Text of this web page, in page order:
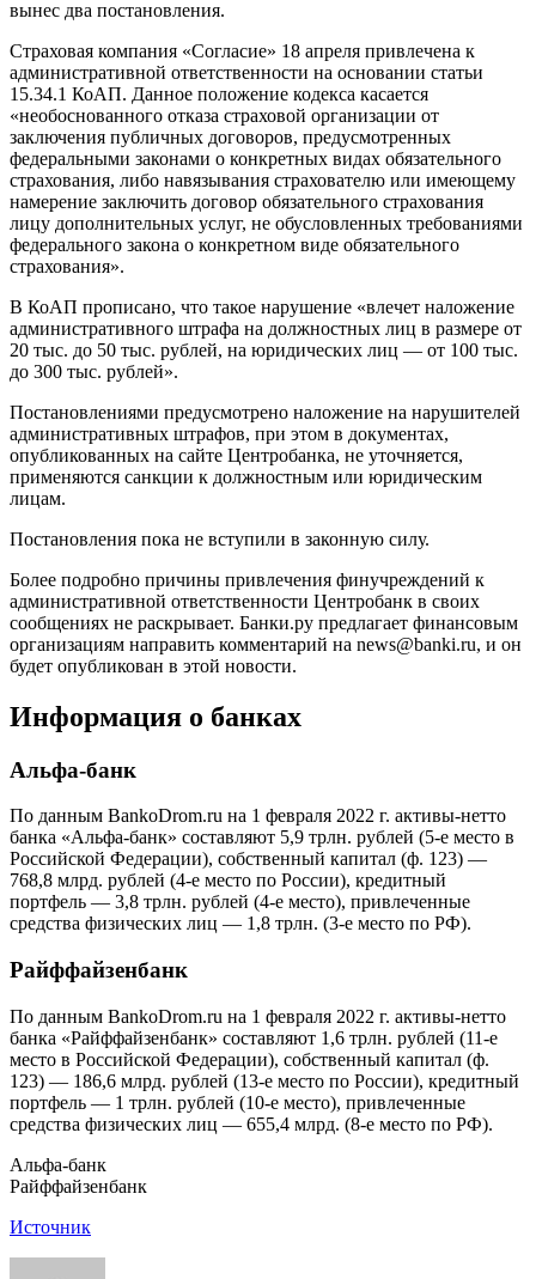
вынес два постановления.
Страховая компания «Согласие» 18 апреля привлечена к
административной ответственности на основании статьи
15.34.1 КоАП. Данное положение кодекса касается
«необоснованного отказа страховой организации от
заключения публичных договоров, предусмотренных
федеральными законами о конкретных видах обязательного
страхования, либо навязывания страхователю или имеющему
намерение заключить договор обязательного страхования
лицу дополнительных услуг, не обусловленных требованиями
федерального закона о конкретном виде обязательного
страхования».
В КоАП прописано, что такое нарушение «влечет наложение
административного штрафа на должностных лиц в размере от
20 тыс. до 50 тыс. рублей, на юридических лиц — от 100 тыс.
до 300 тыс. рублей».
Постановлениями предусмотрено наложение на нарушителей
административных штрафов, при этом в документах,
опубликованных на сайте Центробанка, не уточняется,
применяются санкции к должностным или юридическим
лицам.
Постановления пока не вступили в законную силу.
Более подробно причины привлечения финучреждений к
административной ответственности Центробанк в своих
сообщениях не раскрывает. Банки.ру предлагает финансовым
организациям направить комментарий на news@banki.ru, и он
будет опубликован в этой новости.
Информация о банках
Альфа-банк
По данным BankoDrom.ru на 1 февраля 2022 г. активы-нетто
банка «Альфа-банк» составляют 5,9 трлн. рублей (5-е место в
Российской Федерации), собственный капитал (ф. 123) —
768,8 млрд. рублей (4-е место по России), кредитный
портфель — 3,8 трлн. рублей (4-е место), привлеченные
средства физических лиц — 1,8 трлн. (3-е место по РФ).
Райффайзенбанк
По данным BankoDrom.ru на 1 февраля 2022 г. активы-нетто
банка «Райффайзенбанк» составляют 1,6 трлн. рублей (11-е
место в Российской Федерации), собственный капитал (ф.
123) — 186,6 млрд. рублей (13-е место по России), кредитный
портфель — 1 трлн. рублей (10-е место), привлеченные
средства физических лиц — 655,4 млрд. (8-е место по РФ).
Альфа-банк
Райффайзенбанк
Источник